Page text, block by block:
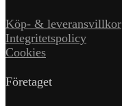
Köp- & leveransvillkor
Integritetspolicy
Cookies
Företaget